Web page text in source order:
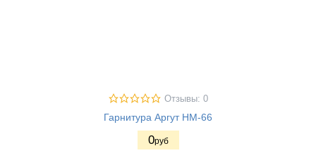
Отзывы: 0
Гарнитура Аргут HM-66
0руб